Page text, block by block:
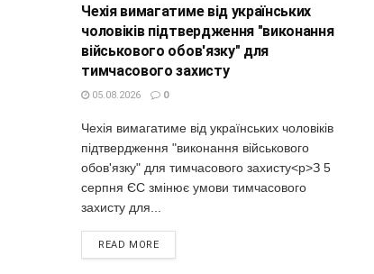
Чехія вимагатиме від українських
чоловіків підтвердження "виконання
військового обов'язку" для
тимчасового захисту
05.08.2026 0
Чехія вимагатиме від українських чоловіків
підтвердження "виконання військового
обов'язку" для тимчасового захисту<p>З 5
серпня ЄС змінює умови тимчасового
захисту для...
READ MORE